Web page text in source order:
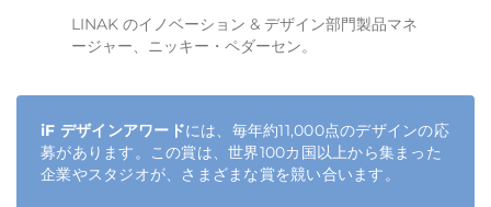
LINAK のイノベーション & デザイン部門製品マネ
ージャー、ニッキー・ペダーセン。
iF デザインアワードには、毎年約11,000点のデザインの応
募があります。この賞は、世界100カ国以上から集まった
企業やスタジオが、さまざまな賞を競い合います。